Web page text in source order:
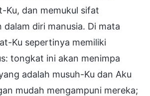
Ku, dan memukul sifat
diri manusia. Di mata
Ku sepertinya memiliki
tongkat ini akan menimpa
adalah musuh-Ku dan Aku
mudah mengampuni mereka;